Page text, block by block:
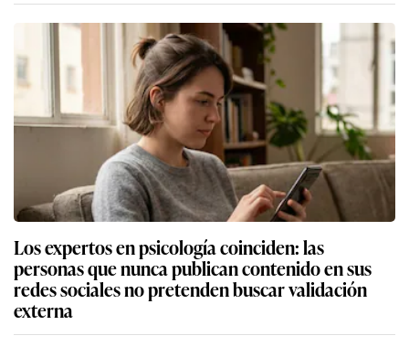
Los expertos en psicología coinciden: las
personas que nunca publican contenido en sus
redes sociales no pretenden buscar validación
externa